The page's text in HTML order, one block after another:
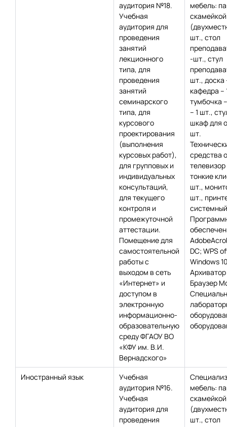
аудитория №18.
Учебная
аудитория для
проведения
занятий
лекционного
типа, для
проведения
занятий
семинарского
типа, для
курсового
проектирования
(выполнения
курсовых работ),
для групповых и
индивидуальных
консультаций,
для текущего
контроля и
промежуточной
аттестации.
Помещение для
самостоятельной
работы с
выходом в сеть
«Интернет» и
доступом в
электронную
информационно-
образовательную
среду ФГАОУ ВО
«КФУ им. В.И.
Вернадского»
мебель:
скамейкой
шт., стол
-шт., стул
шт., доска
кафедра –
тумбочка
– 1 шт.,
шкаф для
шт.
средства
телевизор
тонкие
шт.,
шт.,
DC; WPS
Windows
Браузер
Иностранный язык
Учебная
аудитория №16.
Учебная
аудитория для
проведения
мебель:
скамейкой
шт., стол